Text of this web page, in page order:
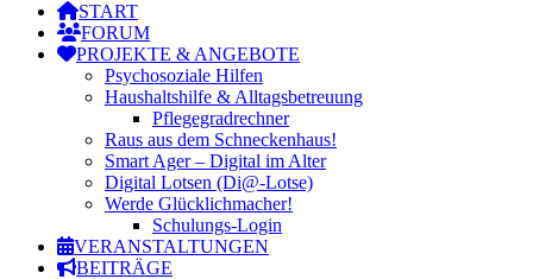
START
FORUM
PROJEKTE & ANGEBOTE
Psychosoziale Hilfen
Haushaltshilfe & Alltagsbetreuung
Pflegegradrechner
Raus aus dem Schneckenhaus!
Smart Ager – Digital im Alter
Digital Lotsen (Di@-Lotse)
Werde Glücklichmacher!
Schulungs-Login
VERANSTALTUNGEN
BEITRÄGE